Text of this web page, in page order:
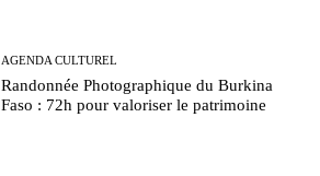
AGENDA CULTUREL
Randonnée Photographique du Burkina
Faso : 72h pour valoriser le patrimoine